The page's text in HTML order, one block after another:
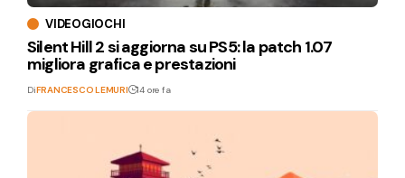
VIDEOGIOCHI
Silent Hill 2 si aggiorna su PS5: la patch 1.07
migliora grafica e prestazioni
DiFRANCESCO LEMURI 14 ore fa